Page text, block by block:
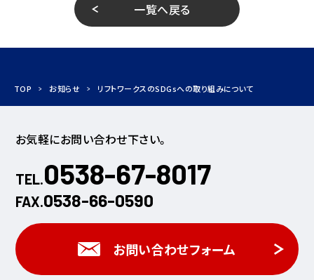
一覧へ戻る
TOP お知らせ リフトワークスのSDGsへの取り組みについて
お気軽にお問い合わせ下さい。
TEL.0538-67-8017
FAX.0538-66-0590
お問い合わせフォーム